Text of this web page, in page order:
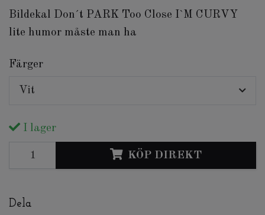
Bildekal Don´t PARK Too Close I`M CURVY
lite humor måste man ha
Färger
Vit
I lager
KÖP DIREKT
Dela